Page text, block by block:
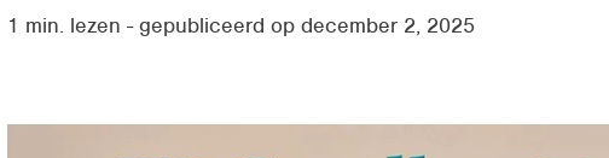
1 min. lezen - gepubliceerd op december 2, 2025